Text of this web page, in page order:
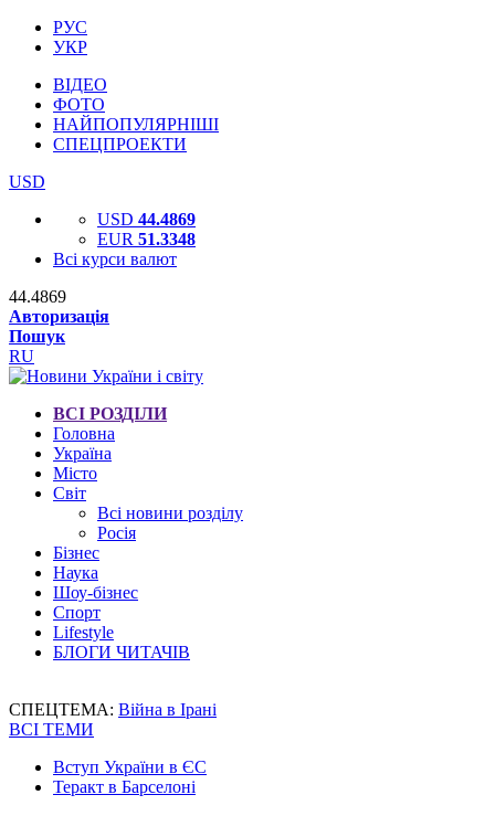
РУС
УКР
ВІДЕО
ФОТО
НАЙПОПУЛЯРНІШІ
СПЕЦПРОЕКТИ
USD
USD 44.4869
EUR 51.3348
Всі курси валют
44.4869
Авторизація
Пошук
RU
ВСІ РОЗДІЛИ
Головна
Україна
Місто
Світ
Всі новини розділу
Росія
Бізнес
Наука
Шоу-бізнес
Спорт
Lifestyle
БЛОГИ ЧИТАЧІВ
СПЕЦТЕМА: Війна в Ірані
ВСІ ТЕМИ
Вступ України в ЄС
Теракт в Барселоні